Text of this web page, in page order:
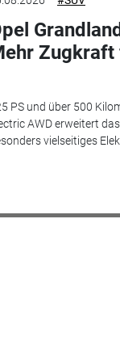
Zugkraft
PS und über 500
AWD erweitert
vielseitiges